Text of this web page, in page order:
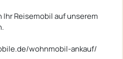
Ihr Reisemobil auf unserem
wohnmobil-ankauf/